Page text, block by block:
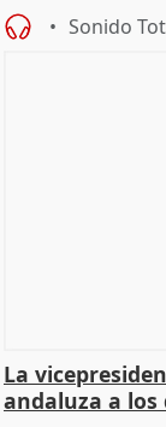
Sonido
La
andaluza a